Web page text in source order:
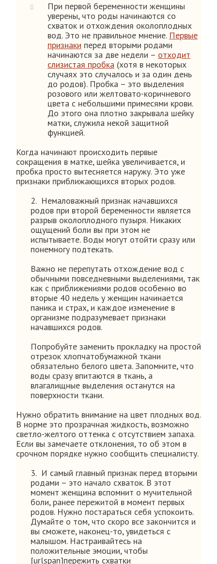
При первой беременности женщины
уверены, что роды начинаются со
схваток и отхождения околоплодных
вод. Это не правильное мнение. Первые
признаки перед вторыми родами
начинаются за две недели – отходит
слизистая пробка (хотя в некоторых
случаях это случалось и за один день
до родов). Пробка – это выделения
розового или желтовато-коричневого
цвета с небольшими примесями крови.
До этого она плотно закрывала шейку
матки, служила некой защитной
функцией.
Когда начинают происходить первые
сокращения в матке, шейка увеличивается, и
пробка просто вытесняется наружу. Это уже
признаки приближающихся вторых родов.
2. Немаловажный признак начавшихся
родов при второй беременности является
разрыв околоплодного пузыря. Никаких
ощущений боли вы при этом не
испытываете. Воды могут отойти сразу или
понемногу подтекать.
Важно не перепутать отхождение вод с
обычными повседневными выделениями, так
как с приближениями родов особенно во
вторые 40 недель у женщин начинается
паника и страх, и каждое изменение в
организме подразумевает признаки
начавшихся родов.
Попробуйте заменить прокладку на простой
отрезок хлопчатобумажной ткани
обязательно белого цвета. Запомните, что
воды сразу впитаются в ткань, а
влагалищные выделения останутся на
поверхности ткани.
Нужно обратить внимание на цвет плодных вод.
В норме это прозрачная жидкость, возможно
светло-желтого оттенка с отсутствием запаха.
Если вы замечаете отклонения, то об этом в
срочном порядке нужно сообщить специалисту.
3. И самый главный признак перед вторыми
родами – это начало схваток. В этот
момент женщина вспомнит о мучительной
боли, ранее пережитой в момент первых
родов. Нужно постараться себя успокоить.
Думайте о том, что скоро все закончится и
вы сможете, наконец-то, увидеться с
малышом. Настраивайтесь на
положительные эмоции, чтобы
[urlspan]пережить схватки